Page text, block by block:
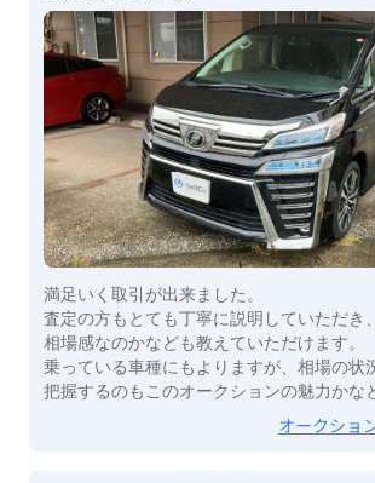
満足いく取引が出来ました。
査定の方もとても丁寧に説明していただき
相場感なのかなども教えていただけます。
乗っている車種にもよりますが、相場の状
把握するのもこのオークションの魅力かな
オークショ